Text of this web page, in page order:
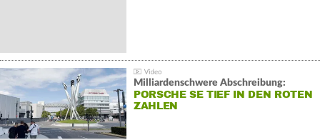
Milliardenschwere Abschreibung:
PORSCHE SE TIEF IN DEN ROTEN
ZAHLEN